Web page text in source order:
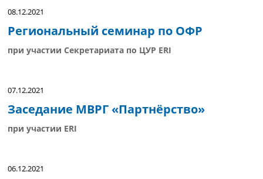
08.12.2021
Региональный семинар по ОФР
при участии Секретариата по ЦУР ERI
07.12.2021
Заседание МВРГ «Партнёрство»
при участии ERI
06.12.2021